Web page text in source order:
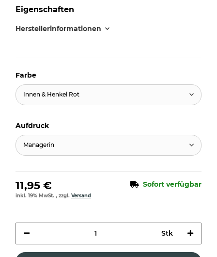
Eigenschaften
Herstellerinformationen
Farbe
Innen & Henkel Rot
Aufdruck
Managerin
11,95 € Sofort verfügbar
inkl. 19% MwSt. , zzgl. Versand
Stk